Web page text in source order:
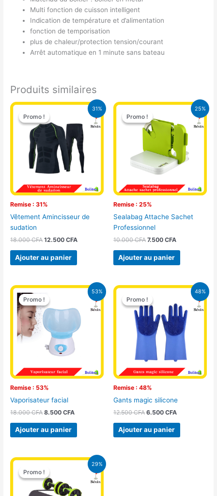
Multi fonction de cuisson intelligent
Indication de température et d’alimentation
fonction de temporisation
plus de chaleur/protection tension/courant
Arrêt automatique en 1 minute sans bateau
Produits similaires
31%
Promo !
Remise : 31%
Promo !
Vêtement Amincisseur de
sudation
18.000CFA
Le
prix
initial
était :
18.000 CFA.
12.500CFA
Le
prix
actuel
est :
12.500 CFA.
Ajouter au panier
25%
Promo !
Remise : 25%
Promo !
Sealabag Attache Sachet
Professionnel
10.000CFA
Le
prix
initial
était :
10.000 CFA.
7.500 CFA
Le
est :
7.500 CFA.
Ajouter au panier
53%
Promo !
Remise : 53%
Promo !
Vaporisateur facial
18.000CFA
Le
prix
initial
était :
8.500CFA
Le
est :
8.500 CFA.
Ajouter au panier
48%
Promo !
Remise : 48%
Promo !
Gants magic silicone
12.500CFA
Le
prix
initial
était :
12.500 CFA.
6.500 CFA
Le
actuel
est :
6.500 CFA.
Ajouter au panier
29%
Promo !
Promo !
Le
prix
initial
était :
13.900 CFA.
Le
9.900 CFA.